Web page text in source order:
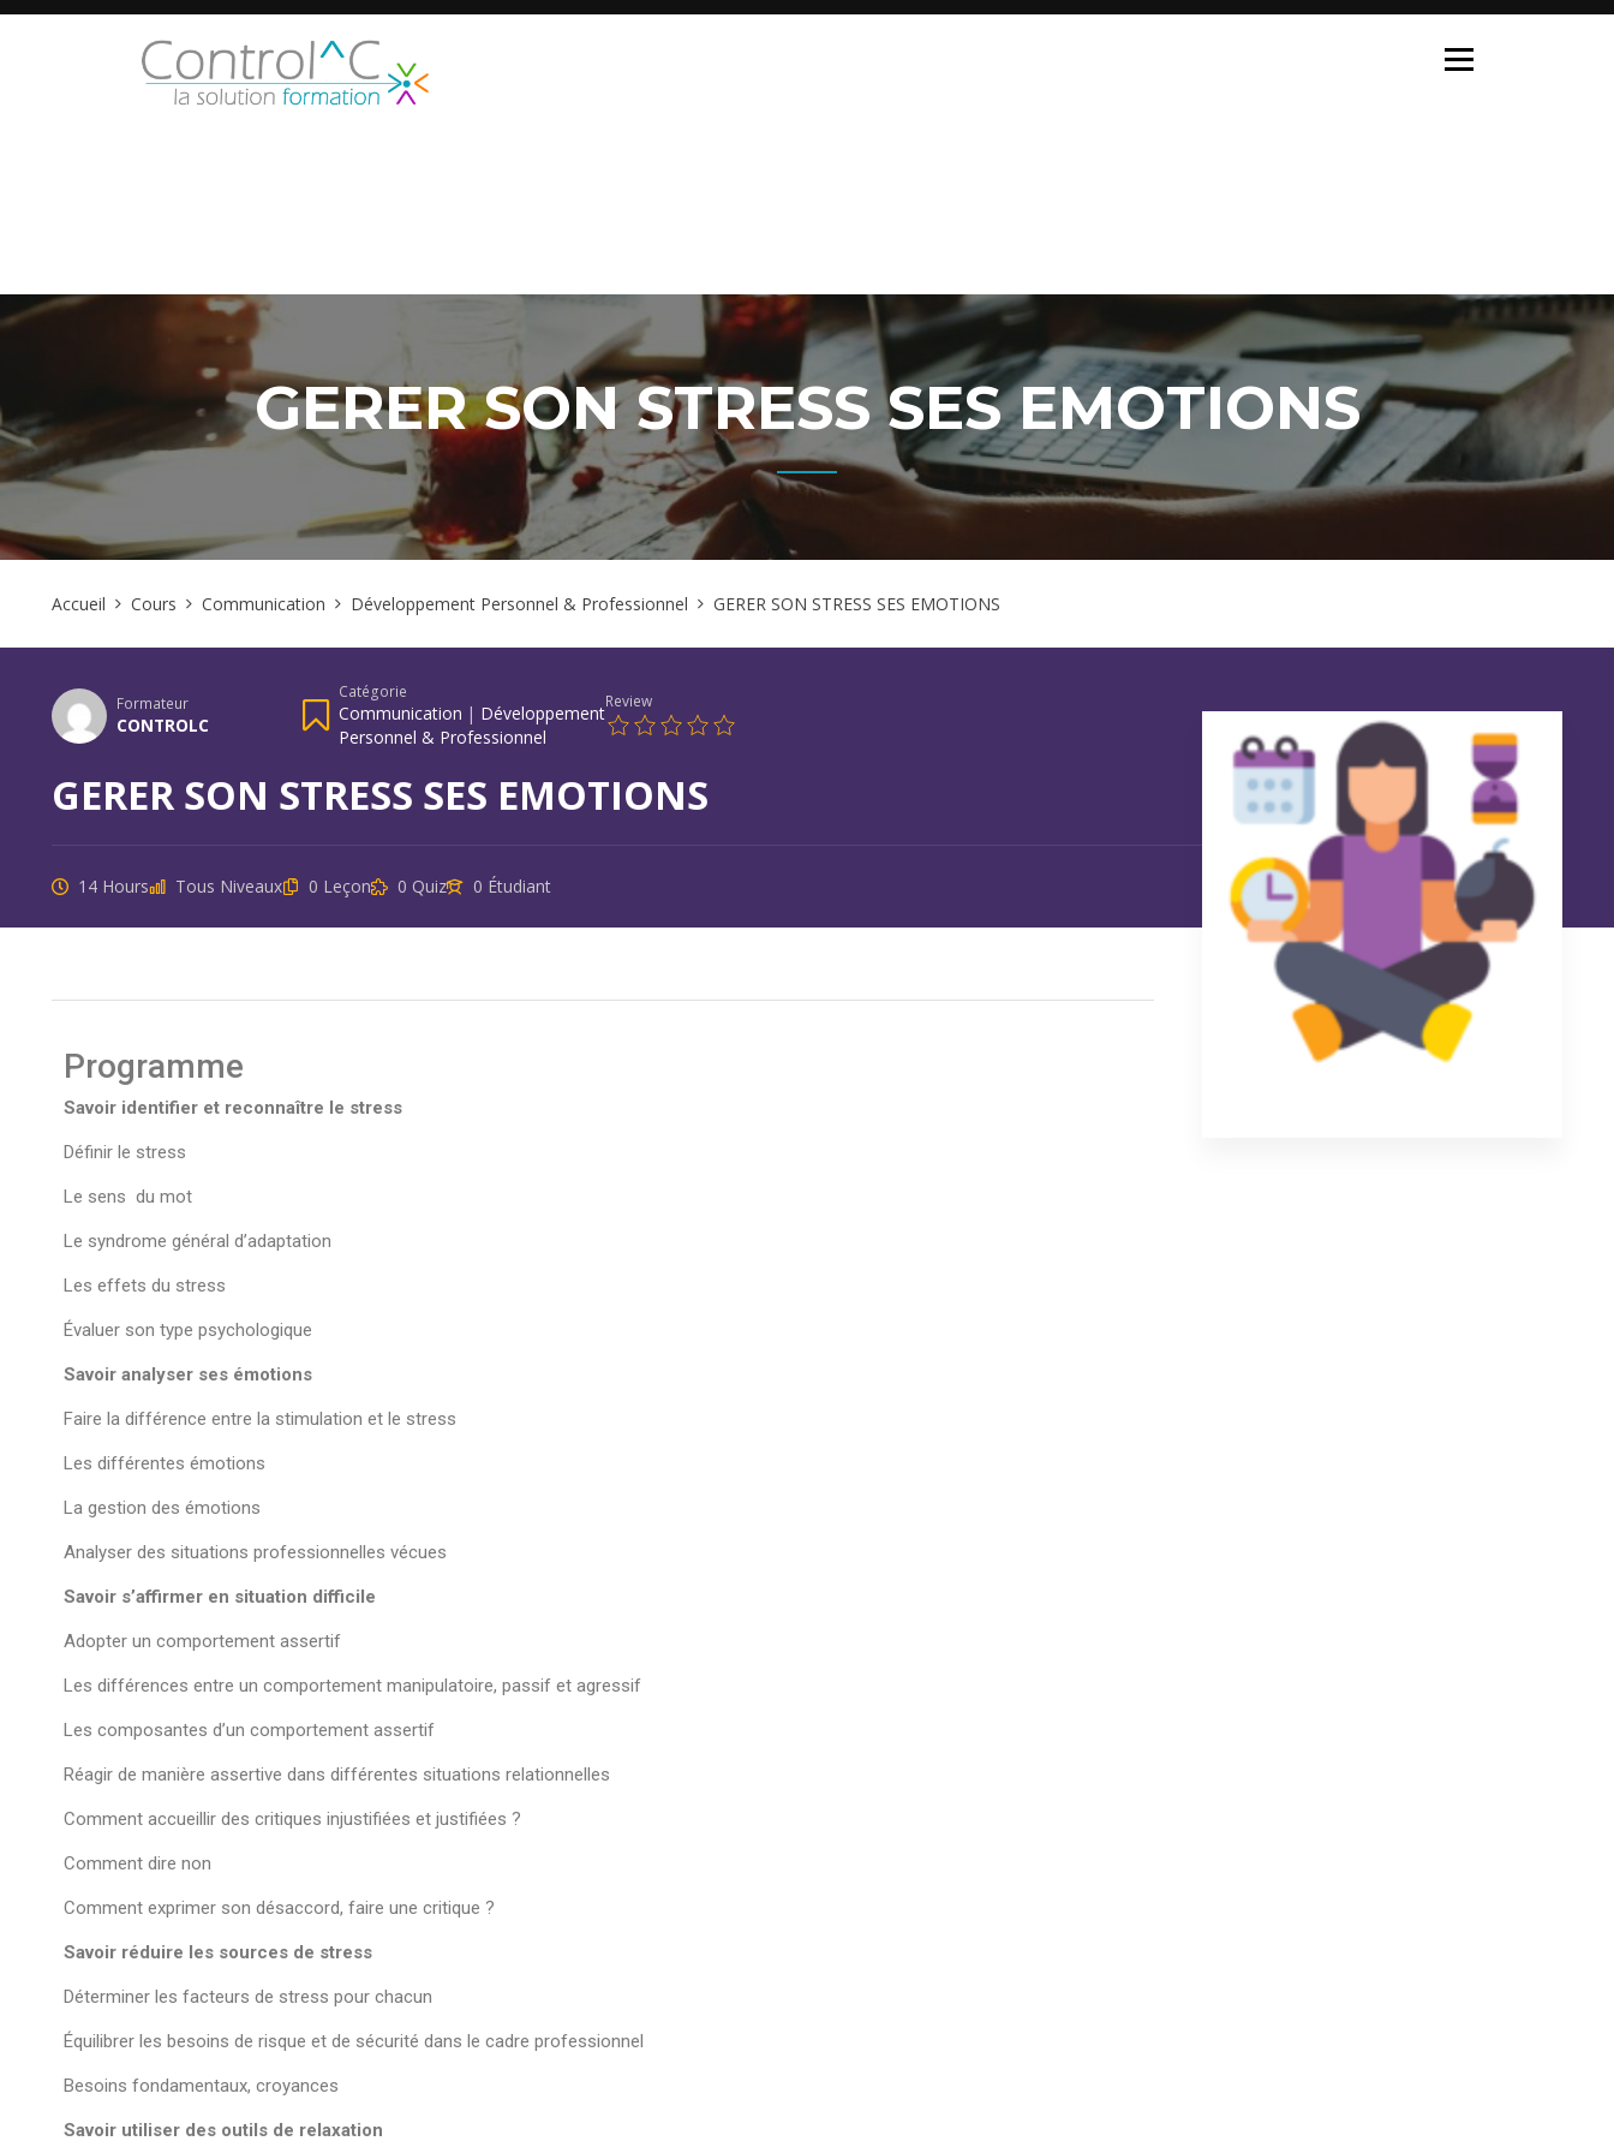
GERER SON STRESS SES EMOTIONS
Accueil Cours Communication Développement Personnel & Professionnel GERER SON STRESS SES EMOTIONS
Formateur
CONTROLC
Catégorie
Communication | Développement
Personnel & Professionnel
Review
GERER SON STRESS SES EMOTIONS
14 Hours Tous Niveaux 0 Leçon 0 Quiz 0 Étudiant
Programme
Savoir identifier et reconnaître le stress
Définir le stress
Le sens du mot
Le syndrome général d’adaptation
Les effets du stress
Évaluer son type psychologique
Savoir analyser ses émotions
Faire la différence entre la stimulation et le stress
Les différentes émotions
La gestion des émotions
Analyser des situations professionnelles vécues
Savoir s’affirmer en situation difficile
Adopter un comportement assertif
Les différences entre un comportement manipulatoire, passif et agressif
Les composantes d’un comportement assertif
Réagir de manière assertive dans différentes situations relationnelles
Comment accueillir des critiques injustifiées et justifiées ?
Comment dire non
Comment exprimer son désaccord, faire une critique ?
Savoir réduire les sources de stress
Déterminer les facteurs de stress pour chacun
Équilibrer les besoins de risque et de sécurité dans le cadre professionnel
Besoins fondamentaux, croyances
Savoir utiliser des outils de relaxation